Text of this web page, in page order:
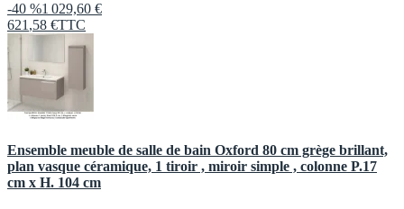
-40 %1 029,60 €
621 ,58 €TTC
Ensemble meuble de salle de bain Oxford 80 cm grège brillant,
plan vasque céramique, 1 tiroir , miroir simple , colonne P.17
cm x H. 104 cm